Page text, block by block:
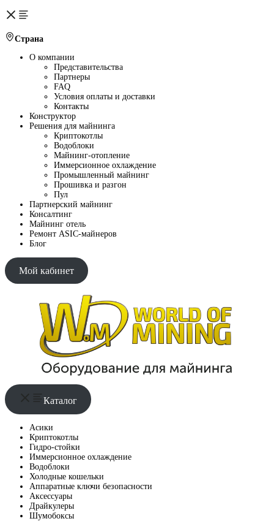
Страна
О компании
Представительства
Партнеры
FAQ
Условия оплаты и доставки
Контакты
Конструктор
Решения для майнинга
Криптокотлы
Водоблоки
Майнинг-отопление
Иммерсионное охлаждение
Промышленный майнинг
Прошивка и разгон
Пул
Партнерский майнинг
Консалтинг
Майнинг отель
Ремонт ASIC-майнеров
Блог
Мой кабинет
Каталог
Асики
Криптокотлы
Гидро-стойки
Иммерсионное охлаждение
Водоблоки
Холодные кошельки
Аппаратные ключи безопасности
Аксессуары
Драйкулеры
Шумобоксы